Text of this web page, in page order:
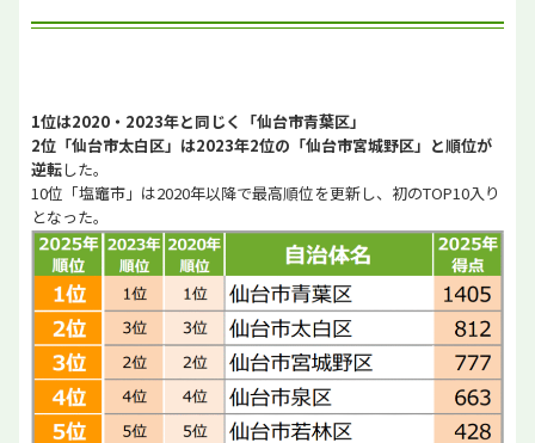
1位は2020・2023年と同じく「仙台市青葉区」
2位「仙台市太白区」は2023年2位の「仙台市宮城野区」と順位が
逆転した。
10位「塩竈市」は2020年以降で最高順位を更新し、初のTOP10入り
となった。